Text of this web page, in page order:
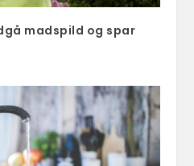
madspild og spar